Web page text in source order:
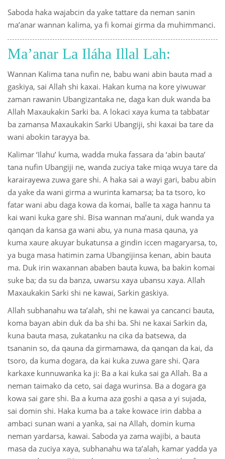
Saboda haka wajabcin da yake tattare da neman sanin
ma’anar wannan kalima, ya fi komai girma da muhimmanci.
Ma’anar La Iláha Illal Lah:
Wannan Kalima tana nufin ne, babu wani abin bauta mad a
gaskiya, sai Allah shi kaxai. Hakan kuma na kore yiwuwar
zaman rawanin Ubangizantaka ne, daga kan duk wanda ba
Allah Maxaukakin Sarki ba. A lokaci xaya kuma ta tabbatar
ba zamansa Maxaukakin Sarki Ubangiji, shi kaxai ba tare da
wani abokin tarayya ba.
Kalimar ‘Ilahu’ kuma, wadda muka fassara da ‘abin bauta’
tana nufin Ubangiji ne, wanda zuciya take miqa wuya tare da
karairayewa zuwa gare shi. A haka sai a wayi gari, babu abin
da yake da wani girma a wurinta kamarsa; ba ta tsoro, ko
fatar wani abu daga kowa da komai, balle ta xaga hannu ta
kai wani kuka gare shi. Bisa wannan ma’auni, duk wanda ya
qanqan da kansa ga wani abu, ya nuna masa qauna, ya
kuma xaure akuyar bukatunsa a gindin iccen magaryarsa, to,
ya buga masa hatimin zama Ubangijinsa kenan, abin bauta
ma. Duk irin waxannan ababen bauta kuwa, ba bakin komai
suke ba; da su da banza, uwarsu xaya ubansu xaya. Allah
Maxaukakin Sarki shi ne kawai, Sarkin gaskiya.
Allah subhanahu wa ta’alah, shi ne kawai ya cancanci bauta,
koma bayan abin duk da ba shi ba. Shi ne kaxai Sarkin da,
kuna bauta masa, zukatanku na cika da batsewa, da
tsananin so, da qauna da girmamawa, da qanqan da kai, da
tsoro, da kuma dogara, da kai kuka zuwa gare shi. Qara
karkaxe kunnuwanka ka ji: Ba a kai kuka sai ga Allah. Ba a
neman taimako da ceto, sai daga wurinsa. Ba a dogara ga
kowa sai gare shi. Ba a kuma aza goshi a qasa a yi sujada,
sai domin shi. Haka kuma ba a take kowace irin dabba a
ambaci sunan wani a yanka, sai na Allah, domin kuma
neman yardarsa, kawai. Saboda ya zama wajibi, a bauta
masa da zuciya xaya, subhanahu wa ta’alah, kamar yadda ya